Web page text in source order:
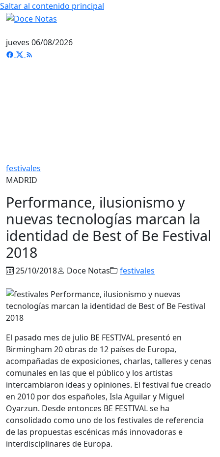
Saltar al contenido principal
jueves 06/08/2026
festivales
MADRID
Performance, ilusionismo y
nuevas tecnologías marcan la
identidad de Best of Be Festival
2018
25/10/2018 Doce Notas festivales
El pasado mes de julio BE FESTIVAL presentó en
Birmingham 20 obras de 12 países de Europa,
acompañadas de exposiciones, charlas, talleres y cenas
comunales en las que el público y los artistas
intercambiaron ideas y opiniones. El festival fue creado
en 2010 por dos españoles, Isla Aguilar y Miguel
Oyarzun. Desde entonces BE FESTIVAL se ha
consolidado como uno de los festivales de referencia
de las propuestas escénicas más innovadoras e
interdisciplinares de Europa.